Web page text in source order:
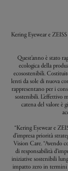
Kering Eyewear e
Quest’anno è stato
ecologica della
ecosostenibili.
lenti da sole di nuova
rappresentano per i
sostenibili. L’effettivo
catena del valore è
“Kering Eyewear e
d’impresa priorità
Vision Care. “Avendo
di responsabilità
iniziative sostenibili
impatto zero in termini